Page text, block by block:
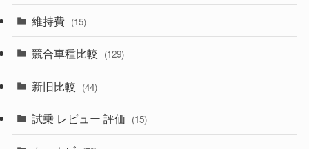
(356)
(328)
(194)
(230)
(253)
(85)
(84)
(14)
(222)
(3)
(3)
(5)
(5)
(7)
維持費 (15)
競合車種比較 (129)
新旧比較 (44)
試乗 レビュー 評価 (15)